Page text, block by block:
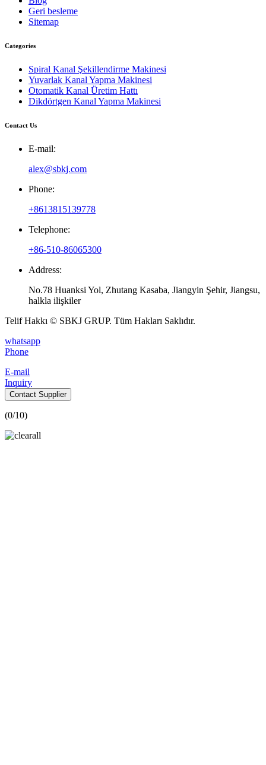
Geri besleme
Sitemap
Categories
Spiral Kanal Şekillendirme Makinesi
Yuvarlak Kanal Yapma Makinesi
Otomatik Kanal Üretim Hattı
Dikdörtgen Kanal Yapma Makinesi
Contact Us
E-mail:
alex@sbkj.com
Phone:
+8613815139778
Telephone:
+86-510-86065300
Address:
No.78 Huanksi Yol, Zhutang Kasaba, Jiangyin Şehir, Jiangsu,
halkla ilişkiler
Telif Hakkı © SBKJ GRUP. Tüm Hakları Saklıdır.
whatsapp
Phone
E-mail
Inquiry
Contact Supplier
(0/10)